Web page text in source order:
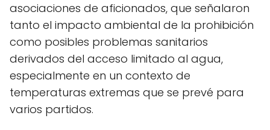
asociaciones de aficionados, que señalaron
tanto el impacto ambiental de la prohibición
como posibles problemas sanitarios
derivados del acceso limitado al agua,
especialmente en un contexto de
temperaturas extremas que se prevé para
varios partidos.